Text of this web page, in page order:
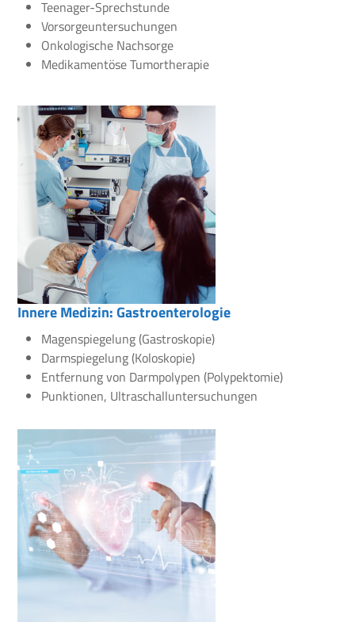
Teenager-Sprechstunde
Vorsorgeuntersuchungen
Onkologische Nachsorge
Medikamentöse Tumortherapie
Innere Medizin: Gastroenterologie
Magenspiegelung (Gastroskopie)
Darmspiegelung (Koloskopie)
Entfernung von Darmpolypen (Polypektomie)
Punktionen, Ultraschalluntersuchungen